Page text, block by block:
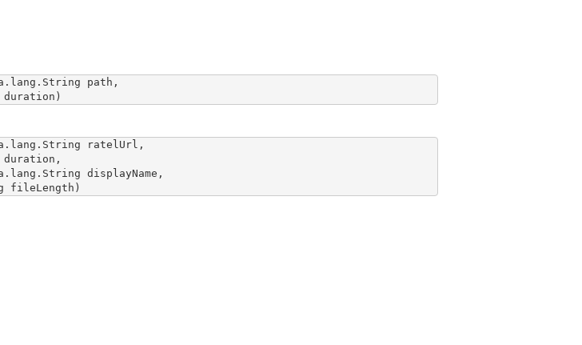
path,
ratelUrl,